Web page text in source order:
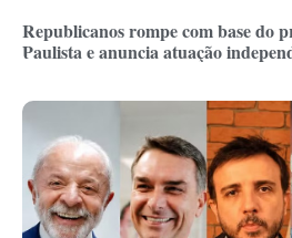
Republicanos rompe com base do
Paulista e anuncia atuação